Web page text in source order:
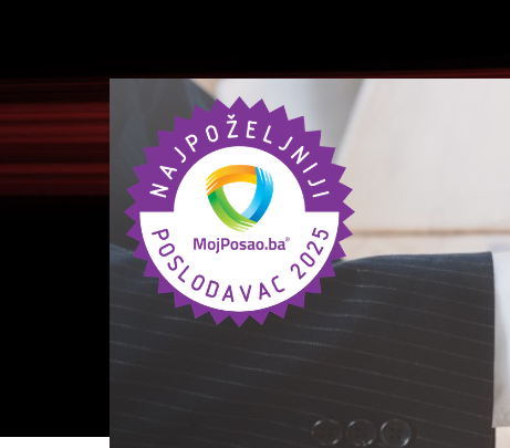
Oglas za prijem u